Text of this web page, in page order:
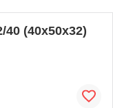
40 (40x50x32)